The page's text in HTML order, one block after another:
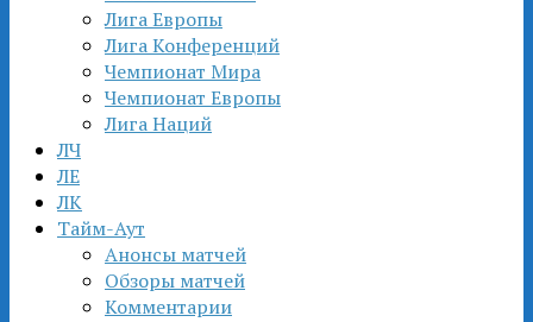
Лига Европы
Лига Конференций
Чемпионат Мира
Чемпионат Европы
Лига Наций
ЛЧ
ЛЕ
ЛК
Тайм-Аут
Анонсы матчей
Обзоры матчей
Комментарии